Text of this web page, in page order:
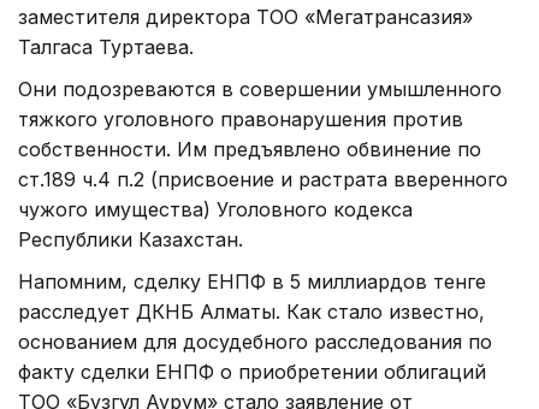
заместителя директора ТОО «Мегатрансазия»
Талгаса Туртаева.
Они подозреваются в совершении умышленного
тяжкого уголовного правонарушения против
собственности. Им предъявлено обвинение по
ст.189 ч.4 п.2 (присвоение и растрата вверенного
чужого имущества) Уголовного кодекса
Республики Казахстан.
Напомним, сделку ЕНПФ в 5 миллиардов тенге
расследует ДКНБ Алматы. Как стало известно,
основанием для досудебного расследования по
факту сделки ЕНПФ о приобретении облигаций
ТОО «Бузгул Аурум» стало заявление от